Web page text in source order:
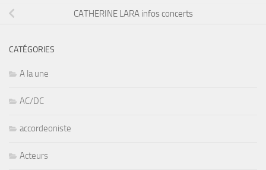
CATHERINE LARA infos concerts
CATÉGORIES
A la une
AC/DC
accordeoniste
Acteurs